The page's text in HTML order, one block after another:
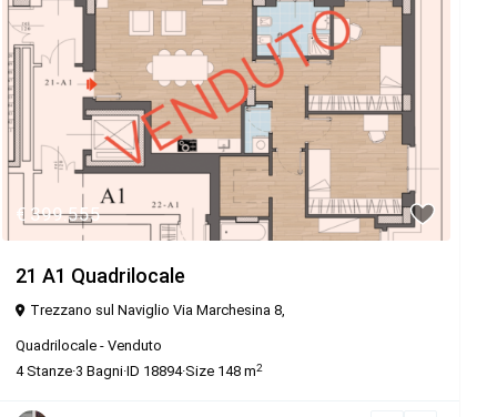
€ 399.555
21 A1 Quadrilocale
Trezzano sul Naviglio Via Marchesina 8,
Quadrilocale - Venduto
4Stanze·3 Bagni·ID 18894·Size 148 m2